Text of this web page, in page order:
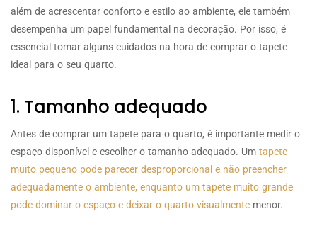
além de acrescentar conforto e estilo ao ambiente, ele também
desempenha um papel fundamental na decoração. Por isso, é
essencial tomar alguns cuidados na hora de comprar o tapete
ideal para o seu quarto.
1. Tamanho adequado
Antes de comprar um tapete para o quarto, é importante medir o
espaço disponível e escolher o tamanho adequado. Um tapete
muito pequeno pode parecer desproporcional e não preencher
adequadamente o ambiente, enquanto um tapete muito grande
pode dominar o espaço e deixar o quarto visualmente menor.